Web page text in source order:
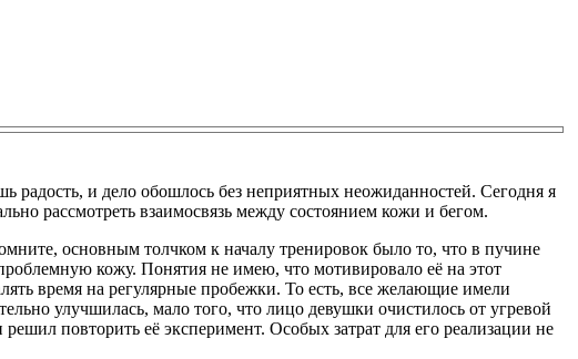
и дело обошлось без неприятных неожиданностей. Сегодня я
рассмотреть взаимосвязь между состоянием кожи и бегом.
основным толчком к началу тренировок было то, что в пучине
кожу. Понятия не имею, что мотивировало её на этот
время на регулярные пробежки. То есть, все желающие имели
улучшилась, мало того, что лицо девушки очистилось от угревой
повторить её эксперимент. Особых затрат для его реализации не